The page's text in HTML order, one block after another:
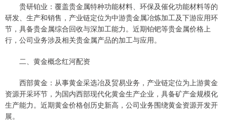
贵研铂业：覆盖贵金属特种功能材料、环保及催化功能材料等的
研发、生产和销售，产业链定位为中游贵金属冶炼加工及下游应用环
节，具备贵金属综合回收与深加工能力。近期铂钯等贵金属价格上
行，公司业务涉及相关贵金属产品的加工与应用。
二、黄金概念红河配资
西部黄金：从事黄金采选冶及贸易业务，产业链定位为上游黄金
资源开采环节，为国内西部现代化黄金生产企业，具备矿产金规模化
生产能力。近期黄金价格创历史新高，公司业务围绕黄金资源开发开
展。